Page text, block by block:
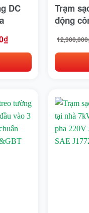
DC
₫
Trạm
động
pha
chuẩn
12,900,000
Giá
là:
Giá
tại